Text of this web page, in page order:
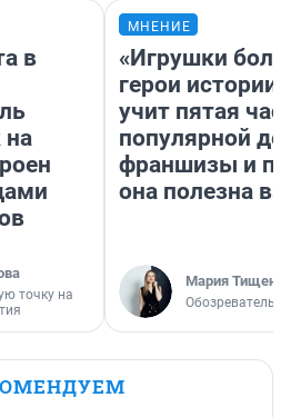
в
на
точку на
МНЕНИЕ
«Игрушки
герои
учит пятая
популярной
франшизы и
она полезна
Мария Тищенко
Обозреватель